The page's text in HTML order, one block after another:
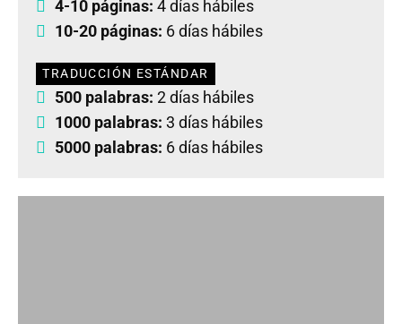
4-10 páginas: 4 días hábiles
10-20 páginas: 6 días hábiles
TRADUCCIÓN ESTÁNDAR
500 palabras: 2 días hábiles
1000 palabras: 3 días hábiles
5000 palabras: 6 días hábiles